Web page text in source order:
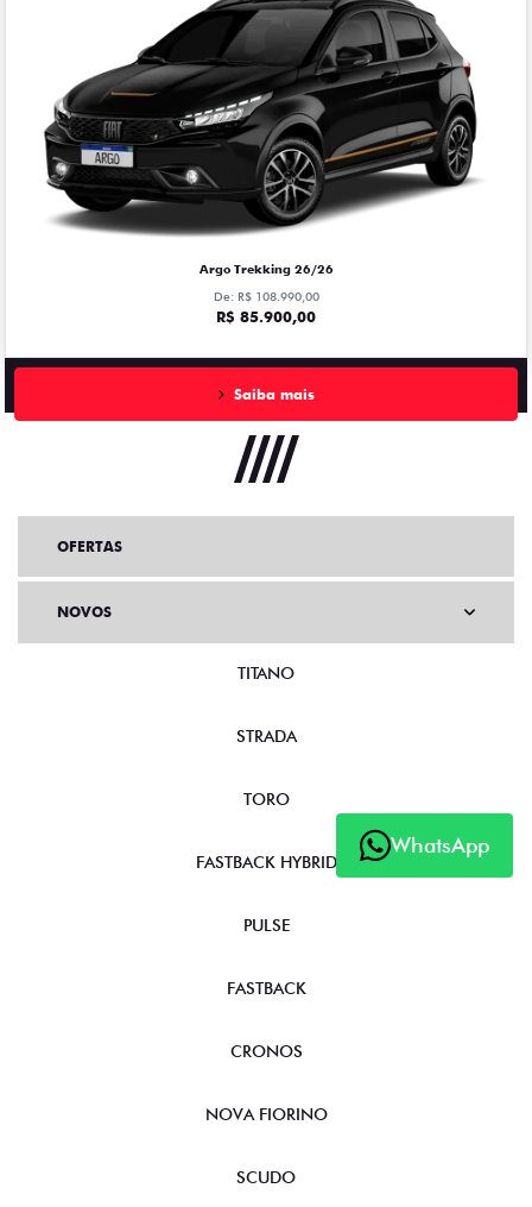
Argo Trekking 26/26
De: R$ 108.990,00
R$ 85.900,00
Saiba mais
WhatsApp
OFERTAS
NOVOS
TITANO
STRADA
TORO
FASTBACK HYBRID
PULSE
FASTBACK
CRONOS
NOVA FIORINO
SCUDO